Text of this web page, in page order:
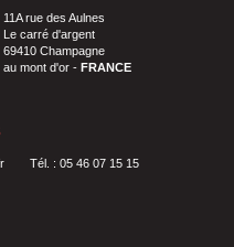
11A rue des Aulnes
Le carré d'argent
69410 Champagne
au mont d'or - FRANCE
Tél. : 05 46 07 15 15